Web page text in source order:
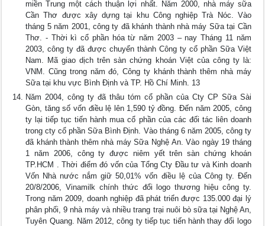
miền Trung một cách thuận lợi nhất. Năm 2000, nhà máy sữa
Cần Thơ được xây dựng tại khu Công nghiệp Trà Nóc. Vào
tháng 5 năm 2001, công ty đã khánh thành nhà máy Sữa tại Cần
Thơ. - Thời kì cổ phần hóa từ năm 2003 – nay Tháng 11 năm
2003, công ty đã được chuyển thành Công ty cổ phần Sữa Việt
Nam. Mã giao dịch trên sàn chứng khoán Việt của công ty là:
VNM. Cũng trong năm đó, Công ty khánh thành thêm nhà máy
Sữa tại khu vực Bình Định và TP. Hồ Chí Minh. 13
Năm 2004, công ty đã thâu tóm cổ phần của Cty CP Sữa Sài
Gòn, tăng số vốn điều lệ lên 1,590 tỷ đồng. Đến năm 2005, công
ty lại tiếp tục tiến hành mua cổ phần của các đối tác liên doanh
trong cty cổ phần Sữa Bình Định. Vào tháng 6 năm 2005, công ty
đã khánh thành thêm nhà máy Sữa Nghệ An. Vào ngày 19 tháng
1 năm 2006, công ty được niêm yết trên sàn chứng khoán
TP.HCM . Thời điểm đó vốn của Tổng Cty Đầu tư và Kinh doanh
Vốn Nhà nước nắm giữ 50,01% vốn điều lệ của Công ty. Đến
20/8/2006, Vinamilk chính thức đổi logo thương hiệu công ty.
Trong năm 2009, doanh nghiệp đã phát triển được 135.000 đại lý
phân phối, 9 nhà máy và nhiều trang trại nuôi bò sữa tại Nghệ An,
Tuyên Quang. Năm 2012, công ty tiếp tục tiến hành thay đổi logo